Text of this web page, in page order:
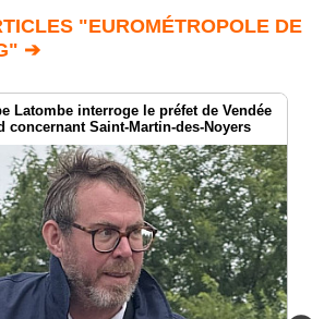
"EUROMÉTROPOLE DE
➔
Latombe interroge le préfet de Vendée
concernant Saint-Martin-des-Noyers